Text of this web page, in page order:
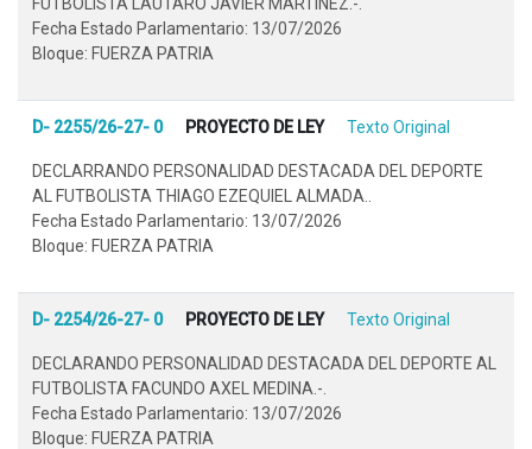
Fecha Estado Parlamentario: 13/07/2026
Bloque: FUERZA PATRIA
D- 2255/26-27- 0 PROYECTO DE LEY Texto Original
DECLARRANDO PERSONALIDAD DESTACADA DEL DEPORTE
AL FUTBOLISTA THIAGO EZEQUIEL ALMADA..
Fecha Estado Parlamentario: 13/07/2026
Bloque: FUERZA PATRIA
D- 2254/26-27- 0 PROYECTO DE LEY Texto Original
DECLARANDO PERSONALIDAD DESTACADA DEL DEPORTE AL
FUTBOLISTA FACUNDO AXEL MEDINA.-.
Fecha Estado Parlamentario: 13/07/2026
Bloque: FUERZA PATRIA